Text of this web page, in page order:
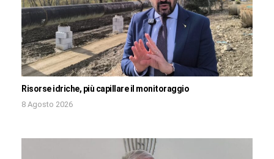
Risorse idriche, più capillare il monitoraggio
8 Agosto 2026